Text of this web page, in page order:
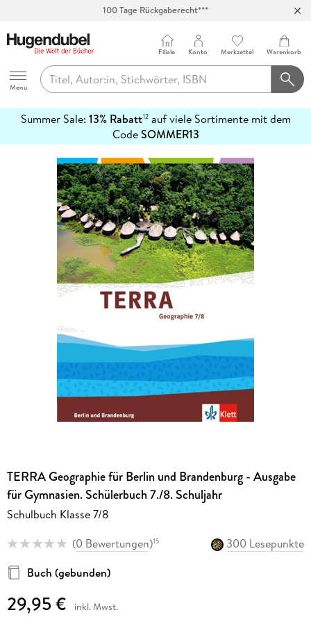
100 Tage Rückgaberecht***
Hugendubel
Menu
Filiale Konto Merkzettel Warenkorb
Summer Sale: 13% Rabatt12auf viele Sortimente mit dem
CodeSOMMER13
erfahren
TERRA Geographie für Berlin und Brandenburg - Ausgabe
für Gymnasien. Schülerbuch 7./8. Schuljahr
Schulbuch Klasse 7/8
(0 Bewertungen)15
300 Lesepunkte
Buch (gebunden)
29,95 € inkl. Mwst.